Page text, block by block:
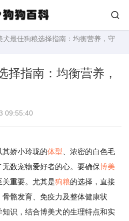
犬最佳狗粮选择指南：均衡营养，守
择指南：均衡营养，
09:55:40
娇小玲珑的体型 、浓密的白色毛
数宠物爱好者的心。要确保博美
关重要。尤其是狗粮的选择，直接
骼发育、免疫力及整体健康状
知识，结合博美犬的生理特点和实